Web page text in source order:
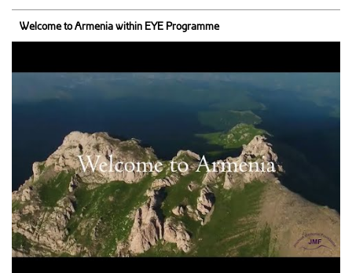
Welcome to Armenia within EYE Programme